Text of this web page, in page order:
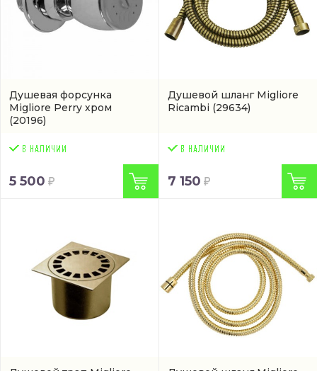
Душевая форсунка
Migliore Perry хром
(20196)
5 500
Душевой шланг Migliore
Ricambi (29634)
7 150